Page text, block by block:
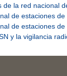
de la red nacional
de estaciones
de estaciones
y la vigilancia